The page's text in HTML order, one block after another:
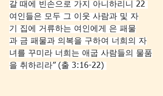
갈 때에 빈손으로 가지 아니하리니 22
여인들은 모두 그 이웃 사람과 및 자
기 집에 거류하는 여인에게 은 패물
과 금 패물과 의복을 구하여 너희의 자
녀를 꾸미라 너희는 애굽 사람들의 물품
을 취하리라” (출 3:16-22)